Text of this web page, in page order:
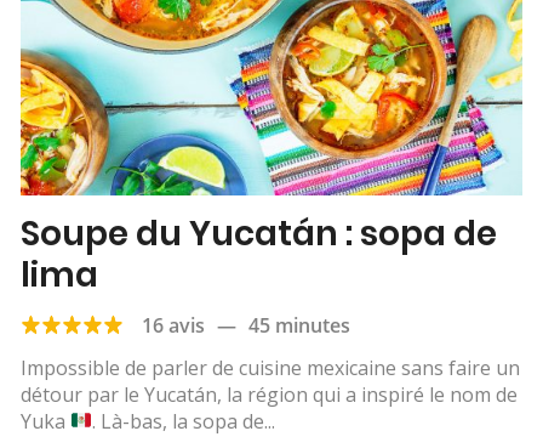
Soupe du Yucatán : sopa de
lima
16 avis — 45 minutes
Impossible de parler de cuisine mexicaine sans faire un
détour par le Yucatán, la région qui a inspiré le nom de
Yuka
. Là-bas, la sopa de...